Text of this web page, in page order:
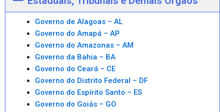
Governo de Alagoas – AL
Governo do Amapá – AP
Governo do Amazonas – AM
Governo da Bahia – BA
Governo do Ceará – CE
Governo do Distrito Federal – DF
Governo do Espírito Santo – ES
Governo do Goiás – GO